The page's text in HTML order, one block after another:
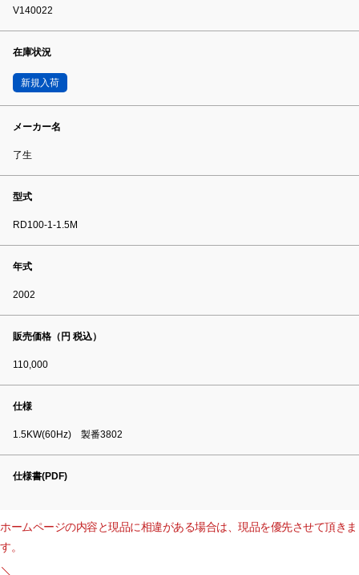
V140022
在庫状況
新規入荷
メーカー名
了生
型式
RD100-1-1.5M
年式
2002
販売価格（円 税込）
110,000
仕様
1.5KW(60Hz) 製番3802
仕様書(PDF)
ホームページの内容と現品に相違がある場合は、現品を優先させて頂きま
す。